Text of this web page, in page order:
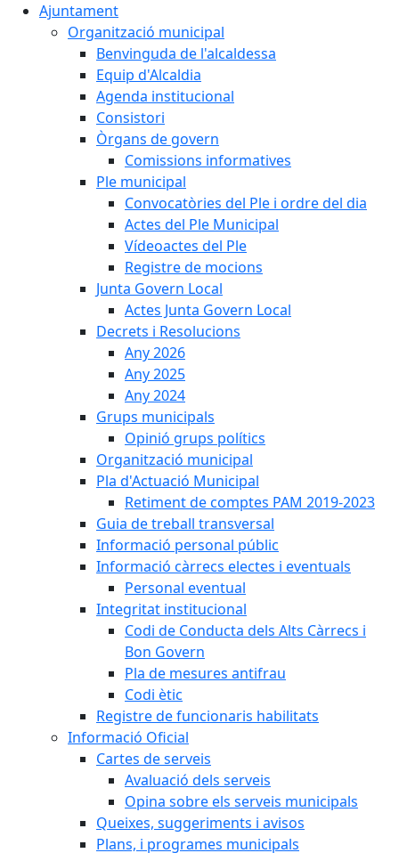
Ajuntament
Organització municipal
Benvinguda de l'alcaldessa
Equip d'Alcaldia
Agenda institucional
Consistori
Òrgans de govern
Comissions informatives
Ple municipal
Convocatòries del Ple i ordre del dia
Actes del Ple Municipal
Vídeoactes del Ple
Registre de mocions
Junta Govern Local
Actes Junta Govern Local
Decrets i Resolucions
Any 2026
Any 2025
Any 2024
Grups municipals
Opinió grups polítics
Organització municipal
Pla d'Actuació Municipal
Retiment de comptes PAM 2019-2023
Guia de treball transversal
Informació personal públic
Informació càrrecs electes i eventuals
Personal eventual
Integritat institucional
Codi de Conducta dels Alts Càrrecs i
Bon Govern
Pla de mesures antifrau
Codi ètic
Registre de funcionaris habilitats
Informació Oficial
Cartes de serveis
Avaluació dels serveis
Opina sobre els serveis municipals
Queixes, suggeriments i avisos
Plans, i programes municipals